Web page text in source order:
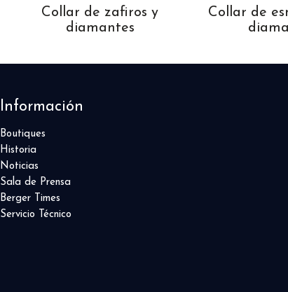
Collar de zafiros y
diamantes
Collar de
Información
Boutiques
Historia
Noticias
Sala de Prensa
Berger Times
Servicio Técnico